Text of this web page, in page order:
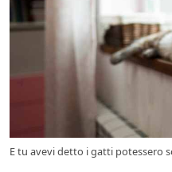
E tu avevi detto i gatti potessero